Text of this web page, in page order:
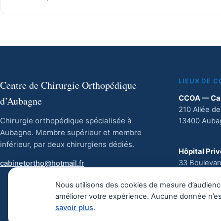
Centre de Chirurgie Orthopédique
d’Aubagne
Chirurgie orthopédique spécialisée à
Aubagne. Membre supérieur et membre
inférieur, par deux chirurgiens dédiés.
cabinetortho@hotmail.fr
LIEUX DE
CCOA —
210 Allée
13400
Hôpital
33
04 91
Nous utilisons des cookies de mesure
améliorer votre expérience. Aucune donnée
savoir plus.